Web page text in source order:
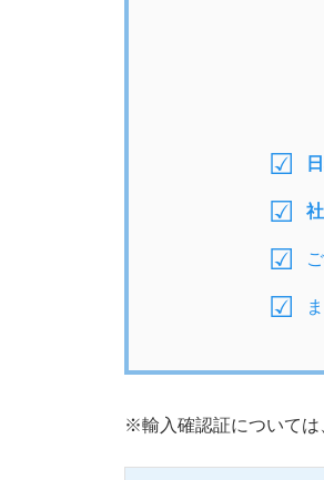
※輸入確認証については